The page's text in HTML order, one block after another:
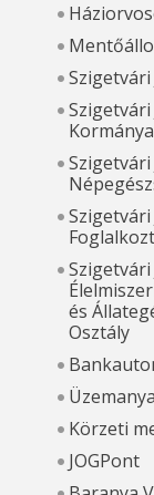
és
Osztály
Körzeti
JOGPont